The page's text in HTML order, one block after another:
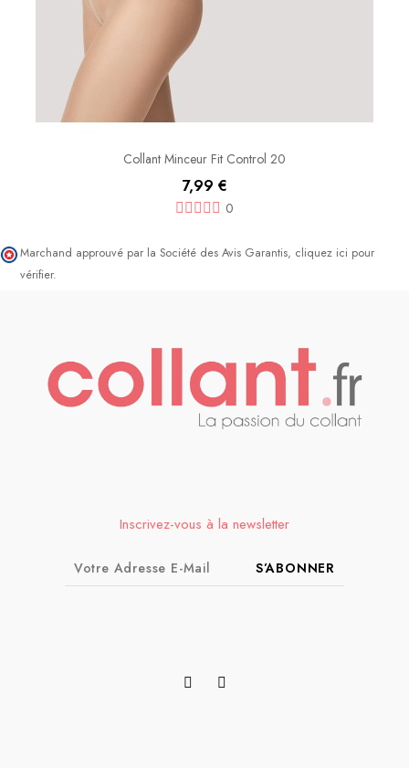
Collant Minceur Fit Control 20
7,99 €
0
Marchand approuvé par la Société des Avis Garantis, cliquez ici pour
vérifier.
Inscrivez-vous à la newsletter
S’ABONNER